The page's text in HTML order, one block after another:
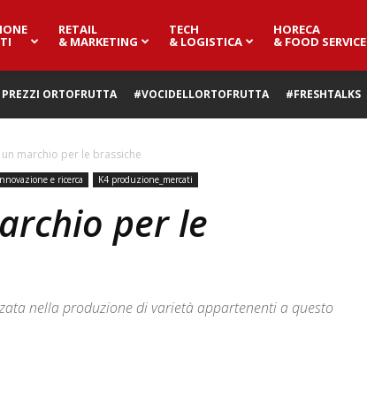
RETAIL
& MARKETING
TECH
& LOGISTICA
HORECA
& FOOD SERVICE
PREZZI ORTOFRUTTA #VOCIDELLORTOFRUTTA #FRESHTALKS
un marchio per le brassiche
e ricerca K4 produzione_mercati
per le
nella produzione di varietà appartenenti a questo